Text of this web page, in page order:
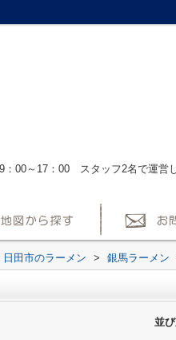
00～17：00 スタッフ2名で運営
日田市のラーメン > 銀馬ラーメン
並び